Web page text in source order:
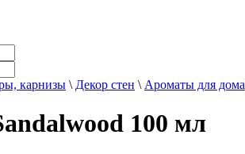
карнизы \ Декор стен \ Ароматы для дома
100 мл